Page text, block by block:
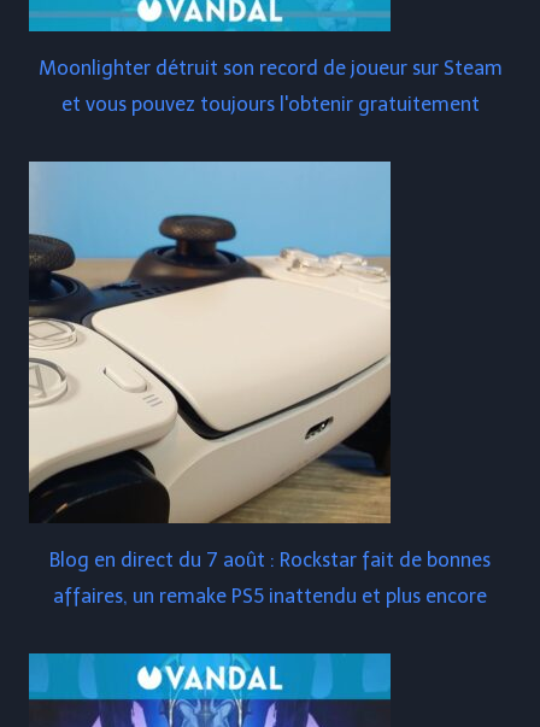
Moonlighter détruit son record de joueur sur Steam
et vous pouvez toujours l'obtenir gratuitement
Blog en direct du 7 août : Rockstar fait de bonnes
affaires, un remake PS5 inattendu et plus encore